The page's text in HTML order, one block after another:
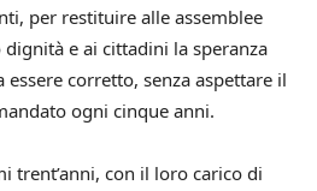
per restituire alle assemblee
e ai cittadini la speranza
corretto, senza aspettare il
ogni cinque anni.
trent’anni, con il loro carico di